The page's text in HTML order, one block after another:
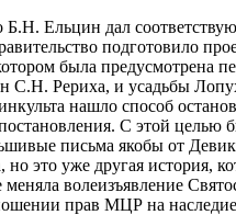
Б.Н. Ельцин дал
подготовило
была предусмотрена
С.Н. Рериха, и усадьбы
нашло способ
С этой целью
письма якобы от
это уже другая история,
волеизъявление
прав МЦР на